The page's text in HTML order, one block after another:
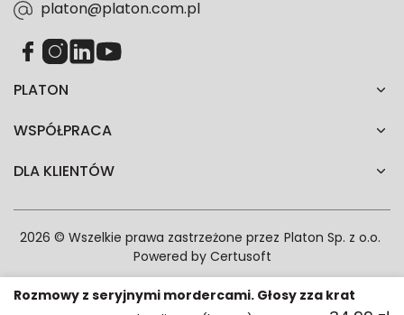
Rozmowy z seryjnymi mordercami. Głosy zza krat
PLATON
WSPÓŁPRACA
DLA KLIENTÓW
platon@platon.com.pl
2026 © Wszelkie prawa zastrzeżone przez Platon Sp. z o.o.
Powered by Certusoft